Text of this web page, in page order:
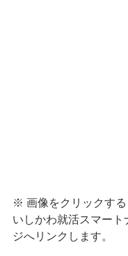
※ 画像をクリックする
いしかわ就活スマート
ジへリンクします。